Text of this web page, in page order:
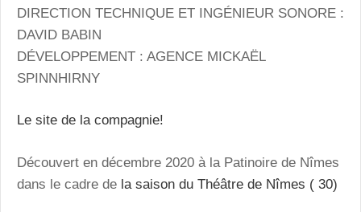
DIRECTION TECHNIQUE ET INGÉNIEUR SONORE :
DAVID BABIN
DÉVELOPPEMENT : AGENCE MICKAËL
SPINNHIRNY
Le site de la compagnie!
Découvert en décembre 2020 à la Patinoire de Nîmes
dans le cadre de la saison du Théâtre de Nîmes ( 30)